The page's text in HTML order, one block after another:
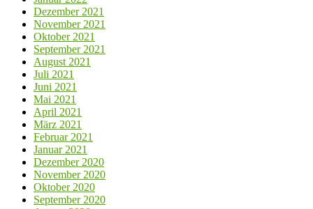
Dezember 2021
November 2021
Oktober 2021
September 2021
August 2021
Juli 2021
Juni 2021
Mai 2021
April 2021
März 2021
Februar 2021
Januar 2021
Dezember 2020
November 2020
Oktober 2020
September 2020